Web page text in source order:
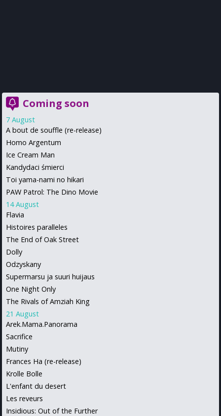
Coming soon
7 August
A bout de souffle (re-release)
Homo Argentum
Ice Cream Man
Kandydaci śmierci
Toi yama-nami no hikari
PAW Patrol: The Dino Movie
14 August
Flavia
Histoires paralleles
The End of Oak Street
Dolly
Odzyskany
Supermarsu ja suuri huijaus
One Night Only
The Rivals of Amziah King
21 August
Arek.Mama.Panorama
Sacrifice
Mutiny
Frances Ha (re-release)
Krolle Bolle
L'enfant du desert
Les reveurs
Insidious: Out of the Further